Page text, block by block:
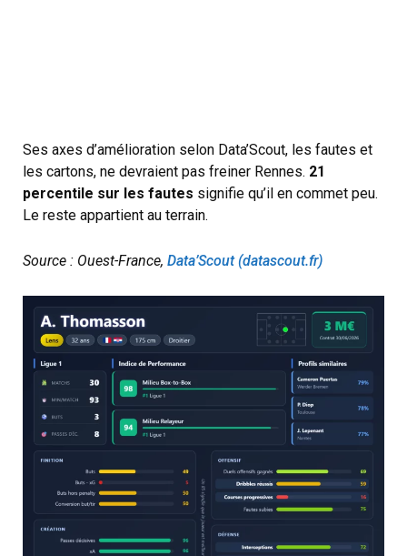
Ses axes d’amélioration selon Data’Scout, les fautes et
les cartons, ne devraient pas freiner Rennes. 21
percentile sur les fautes signifie qu’il en commet peu.
Le reste appartient au terrain.
Source : Ouest-France, Data’Scout (datascout.fr)